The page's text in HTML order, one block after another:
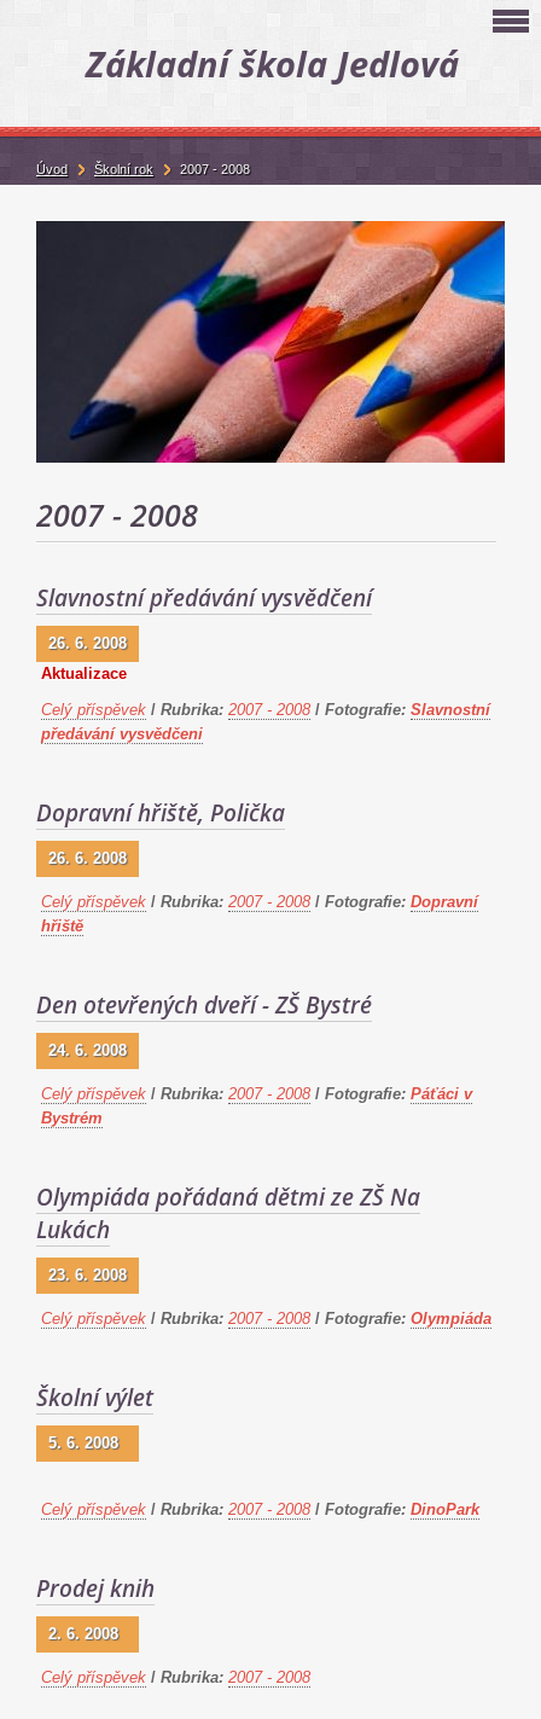
Základní škola Jedlová
2007 - 2008
Slavnostní předávání vysvědčení
26. 6. 2008
Aktualizace
Celý příspěvek / Rubrika: 2007 - 2008 / Fotografie: Slavnostní
předávání vysvědčeni
Dopravní hřiště, Polička
26. 6. 2008
Celý příspěvek / Rubrika: 2007 - 2008 / Fotografie: Dopravní
hřiště
Den otevřených dveří - ZŠ Bystré
24. 6. 2008
Celý příspěvek / Rubrika: 2007 - 2008 / Fotografie: Páťáci v
Bystrém
Olympiáda pořádaná dětmi ze ZŠ Na
Lukách
23. 6. 2008
Celý příspěvek / Rubrika: 2007 - 2008 / Fotografie: Olympiáda
Školní výlet
5. 6. 2008
Celý příspěvek / Rubrika: 2007 - 2008 / Fotografie: DinoPark
Prodej knih
2. 6. 2008
Celý příspěvek / Rubrika: 2007 - 2008
Úvod Školní rok 2007 - 2008